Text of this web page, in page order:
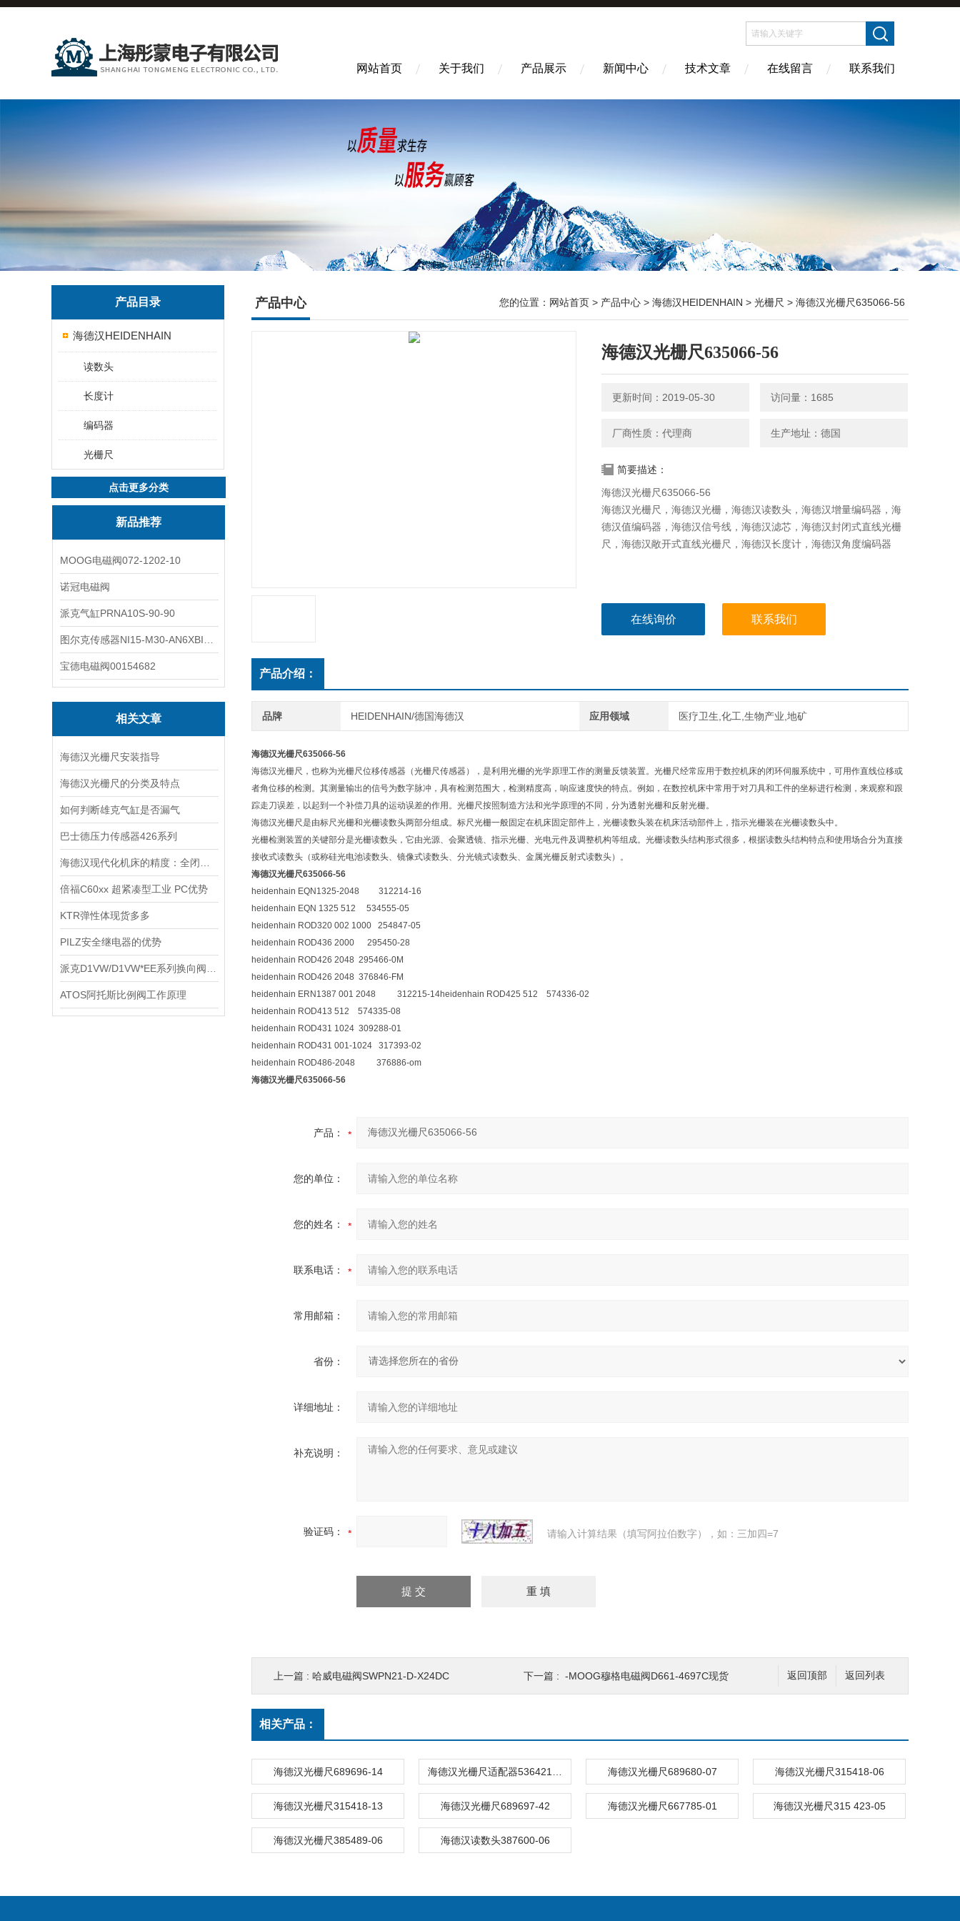
网站首页 关于我们 产品展示 新闻中心 技术文章 在线留言 联系我们
产品目录
海德汉HEIDENHAIN
读数头
长度计
编码器
光栅尺
点击更多分类
新品推荐
MOOG电磁阀072-1202-10
诺冠电磁阀
派克气缸PRNA10S-90-90
宝德电磁阀00154682
相关文章
海德汉光栅尺安装指导
海德汉光栅尺的分类及特点
如何判断雄克气缸是否漏气
巴士德压力传感器426系列
倍福C60xx 超紧凑型工业 PC优势
KTR弹性体现货多多
PILZ安全继电器的优势
ATOS阿托斯比例阀工作原理
产品中心 您的位置： 网站首页 > 产品中心 > 海德汉HEIDENHAIN > 光栅尺 > 海德汉光栅尺635066-56
海德汉光栅尺635066-56
更新时间：2019-05-30 访问量：1685
厂商性质：代理商 生产地址：德国
简要描述：
海德汉光栅尺635066-56
海德汉光栅尺，海德汉光栅，海德汉读数头，海德汉增量编码器，海
德汉值编码器，海德汉信号线，海德汉滤芯，海德汉封闭式直线光栅
尺，海德汉敞开式直线光栅尺，海德汉长度计，海德汉角度编码器
在线询价 联系我们
产品介绍：
品牌 HEIDENHAIN/德国海德汉 应用领域 医疗卫生,化工,生物产业,地矿
海德汉光栅尺635066-56
海德汉光栅尺，也称为光栅尺位移传感器（光栅尺传感器），是利用光栅的光学原理工作的测量反馈装置。光栅尺经常应用于数控机床的闭环伺服系统中，可用作直线位移或
者角位移的检测。其测量输出的信号为数字脉冲，具有检测范围大，检测精度高，响应速度快的特点。例如，在数控机床中常用于对刀具和工件的坐标进行检测，来观察和跟
踪走刀误差，以起到一个补偿刀具的运动误差的作用。光栅尺按照制造方法和光学原理的不同，分为透射光栅和反射光栅。
海德汉光栅尺是由标尺光栅和光栅读数头两部分组成。标尺光栅一般固定在机床固定部件上，光栅读数头装在机床活动部件上，指示光栅装在光栅读数头中。
光栅检测装置的关键部分是光栅读数头，它由光源、会聚透镜、指示光栅、光电元件及调整机构等组成。光栅读数头结构形式很多，根据读数头结构特点和使用场合分为直接
接收式读数头（或称硅光电池读数头、镜像式读数头、分光镜式读数头、金属光栅反射式读数头）。
海德汉光栅尺635066-56
heidenhain EQN1325-2048 312214-16
heidenhain EQN 1325 512 534555-05
heidenhain ROD320 002 1000 254847-05
heidenhain ROD436 2000 295450-28
heidenhain ROD426 2048 295466-0M
heidenhain ROD426 2048 376846-FM
heidenhain ERN1387 001 2048 312215-14heidenhain ROD425 512 574336-02
heidenhain ROD413 512 574335-08
heidenhain ROD431 1024 309288-01
heidenhain ROD431 001-1024 317393-02
heidenhain ROD486-2048 376886-om
海德汉光栅尺635066-56
产品：
您的单位：
您的姓名：
联系电话：
常用邮箱：
省份：
详细地址：
补充说明：
验证码： 请输入计算结果（填写阿拉伯数字），如：三加四=7
返回列表
返回顶部
上一篇 : 哈威电磁阀SWPN21-D-X24DC 下一篇 : -MOOG穆格电磁阀D661-4697C现货
相关产品：
海德汉光栅尺689696-14 海德汉光栅尺689680-07 海德汉光栅尺315418-06
海德汉光栅尺315418-13 海德汉光栅尺689697-42 海德汉光栅尺667785-01 海德汉光栅尺315 423-05
海德汉光栅尺385489-06 海德汉读数头387600-06